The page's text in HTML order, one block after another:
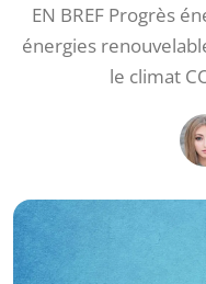
EN BREF Progrès
énergies
le climat